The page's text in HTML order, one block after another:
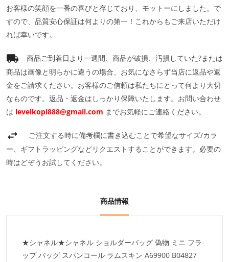
お客様の笑顔を一番の喜びと存じており、モットーにしました。で
すので、品質安心保証は何よりの第一！これからもご来店いただけ
れば幸いです。
商品ご到着日より一週間、商品が破損、汚損していた?または
商品は画像と明らかに違うの場合、お気になさらず当店に返品や返
金をご請求ください。お客様のご信頼は私たちにとって何より大切
なものです。返品・返金はしっかり保障いたします。お問い合わせ
は levelkopi888@gmail.com までお気軽にご連絡ください。
ご注文する時に備考欄に書き込むことで希望なサイズ/カラ
ー、ギフトラッピングなどリクエストすることができます。必要の
時はどぞうお試してください。
商品情報
★シャネル★シャネル ショルダーバッグ 偽物 ミニ フラ
ップ バッグ スパンコール ラムスキン A69900 B04827